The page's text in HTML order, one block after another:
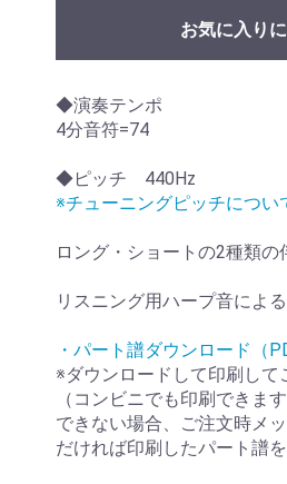
お気に入り
◆演奏テンポ
4分音符=74
◆ピッチ 440Hz
※チューニングピッチについ
ロング・ショートの2種類の
リスニング用ハープ音によ
・パート譜ダウンロード（
※ダウンロードして印刷して
（コンビニでも印刷できます
できない場合、ご注文時メ
だければ印刷したパート譜